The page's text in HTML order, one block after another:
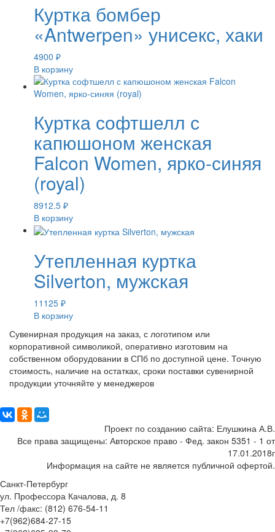
Куртка бомбер
«Antwerpen» унисекс, хаки
4900 ₽
В корзину
Куртка софтшелл с
капюшоном женская
Falcon Women, ярко-синяя
(royal)
8912.5 ₽
В корзину
Утепленная куртка
Silverton, мужская
11125 ₽
В корзину
Сувенирная продукция на заказ, с логотипом или
корпоративной символикой, оперативно изготовим на
собственном оборудовании в СПб по доступной цене. Точную
стоимость, наличие на остатках, сроки поставки сувенирной
продукции уточняйте у менеджеров
Проект по созданию сайта: Елушкина А.В.
Все права защищены: Авторское право - Фед. закон 5351 - 1 от
17.01.2018г
Информация на сайте не является публичной офертой.
Санкт-Петербург
ул. Профессора Качалова, д. 8
Тел /факс: (812) 676-54-11
+7(962)684-27-15